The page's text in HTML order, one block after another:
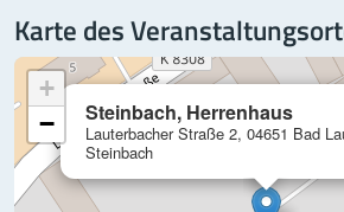
Karte des
Steinbach, Herrenhaus
Lauterbacher Straße 2, 04651 Bad
Steinbach
+
−